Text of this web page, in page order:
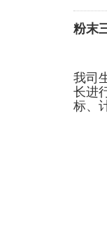
粉末
我司
长进
标、